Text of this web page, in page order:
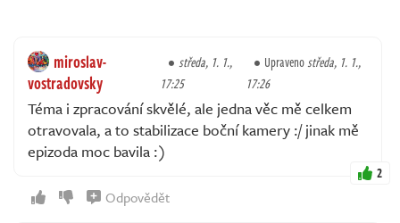
miroslav-
vostradovsky
středa, 1. 1.,
17:25
Upravenostředa, 1. 1.,
17:26
Téma i zpracování skvělé, ale jedna věc mě celkem
otravovala, a to stabilizace boční kamery :/ jinak mě
epizoda moc bavila :)
2
Odpovědět